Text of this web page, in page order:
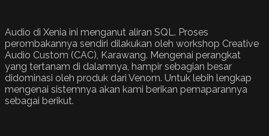
Audio di Xenia ini menganut aliran SQL. Proses
perombakannya sendiri dilakukan oleh workshop Creative
Audio Custom (CAC), Karawang. Mengenai perangkat
yang tertanam di dalamnya, hampir sebagian besar
didominasi oleh produk dari Venom. Untuk lebih lengkap
mengenai sistemnya akan kami berikan pemaparannya
sebagai berikut.